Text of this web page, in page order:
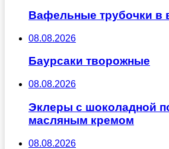
Вафельные трубочки в
08.08.2026
Баурсаки творожные
08.08.2026
Эклеры с шоколадной
масляным кремом
08.08.2026